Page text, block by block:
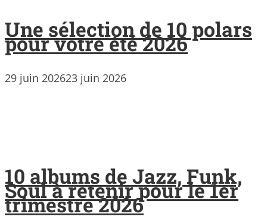
Une sélection de 10 polars
pour votre été 2026
29 juin 202623 juin 2026
10 albums de Jazz, Funk,
Soul à retenir pour le 1er
trimestre 2026